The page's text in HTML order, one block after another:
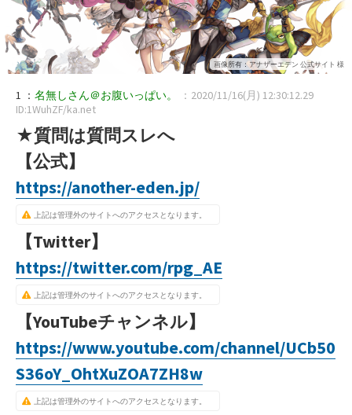
画像所有：アナザーエデン 公式サイト 様
1 ： 名無しさん＠お腹いっぱい。
：2020/11/16(月) 12:30:12.29
ID:1WuhZF/ka.net
★質問は質問スレへ
【公式】
https://another-eden.jp/
上記は管理外のサイトへのアクセスとなります。
【Twitter】
https://twitter.com/rpg_AE
上記は管理外のサイトへのアクセスとなります。
【YouTubeチャンネル】
https://www.youtube.com/channel/UCb50
S36oY_OhtXuZOA7ZH8w
上記は管理外のサイトへのアクセスとなります。